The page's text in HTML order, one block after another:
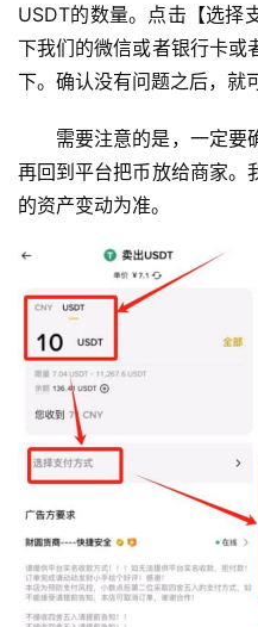
USDT的数量。点击【选择
下我们的微信或者银行卡或
下。确认没有问题之后，就
需要注意的是，一定要
再回到平台把币放给商家。
的资产变动为准。